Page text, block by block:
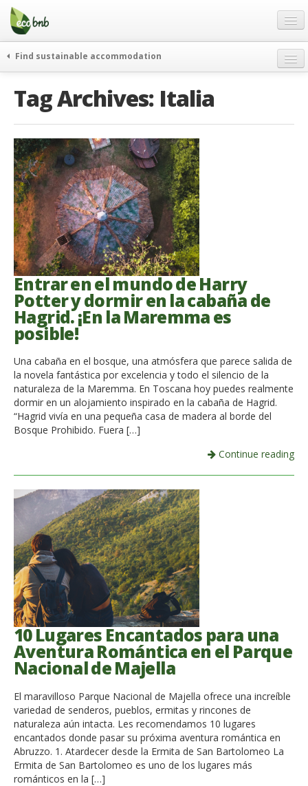
Menu
Skip
content
Ofertas
Acerca de
Contacto
Spanish
German
English
Spanish
French
Italiano
Find sustainable accommodation
Eco hotels
Tag Archives: Italia
Entrar en el mundo de Harry
Potter y dormir en la cabaña de
Hagrid. ¡En la Maremma es
posible!
Una cabaña en el bosque, una atmósfera que parece salida de
la novela fantástica por excelencia y todo el silencio de la
naturaleza de la Maremma. En Toscana hoy puedes realmente
dormir en un alojamiento inspirado en la cabaña de Hagrid.
“Hagrid vivía en una pequeña casa de madera al borde del
Bosque Prohibido. Fuera […]
Continue reading
10 Lugares Encantados para una
Aventura Romántica en el Parque
Nacional de Majella
El maravilloso Parque Nacional de Majella ofrece una increíble
variedad de senderos, pueblos, ermitas y rincones de
naturaleza aún intacta. Les recomendamos 10 lugares
encantados donde pasar su próxima aventura romántica en
Abruzzo. 1. Atardecer desde la Ermita de San Bartolomeo La
Ermita de San Bartolomeo es uno de los lugares más
románticos en la […]